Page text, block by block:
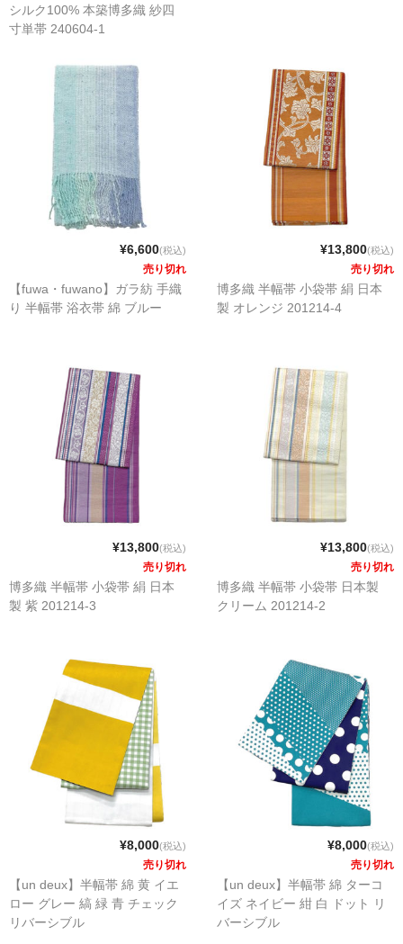
シルク100% 本築博多織 紗四
寸単帯 240604-1
¥6,600(税込)
売り切れ
【fuwa・fuwano】ガラ紡 手織
り 半幅帯 浴衣帯 綿 ブルー
¥13,800(税込)
売り切れ
博多織 半幅帯 小袋帯 絹 日本
製 オレンジ 201214-4
¥13,800(税込)
売り切れ
博多織 半幅帯 小袋帯 絹 日本
製 紫 201214-3
¥13,800(税込)
売り切れ
博多織 半幅帯 小袋帯 日本製
クリーム 201214-2
¥8,000(税込)
売り切れ
【un deux】半幅帯 綿 黄 イエ
ロー グレー 縞 緑 青 チェック
リバーシブル
¥8,000(税込)
売り切れ
【un deux】半幅帯 綿 ターコ
イズ ネイビー 紺 白 ドット リ
バーシブル